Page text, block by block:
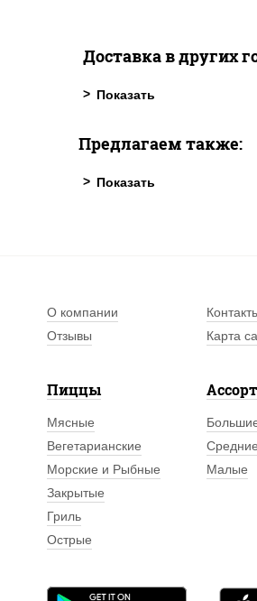
Доставка в других
Предлагаем также:
О компании
Отзывы
Карта
Пиццы
Мясные
Вегетарианские
Морские и Рыбные
Закрытые
Гриль
Острые
Средние
Малые